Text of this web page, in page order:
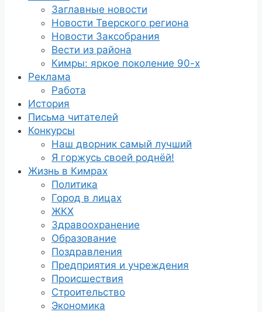
Заглавные новости
Новости Тверского региона
Новости Заксобрания
Вести из района
Кимры: яркое поколение 90-х
Реклама
Работа
История
Письма читателей
Конкурсы
Наш дворник самый лучший
Я горжусь своей роднёй!
Жизнь в Кимрах
Политика
Город в лицах
ЖКХ
Здравоохранение
Образование
Поздравления
Предприятия и учреждения
Происшествия
Строительство
Экономика